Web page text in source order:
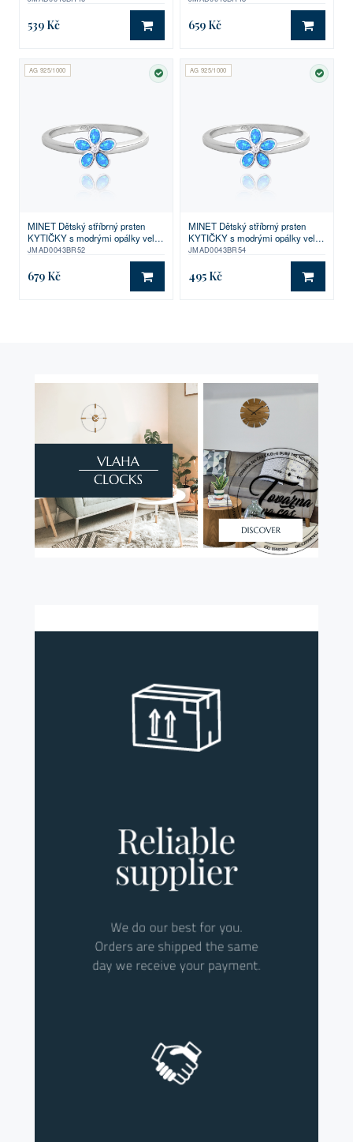
539 Kč DO KOŠÍKU
659 Kč DO
AG 925/1000
SKLADEM
MINET Dětský stříbrný prsten
KYTIČKY s modrými opálky vel.
52
JMAD0043BR52
679 Kč DO KOŠÍKU
AG 925/1000
MINET Dětský stříbrný prsten
KYTIČKY s modrými opálky vel.
54
JMAD0043BR54
495 Kč DO